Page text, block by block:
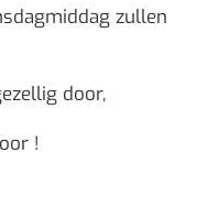
zullen
door,
!